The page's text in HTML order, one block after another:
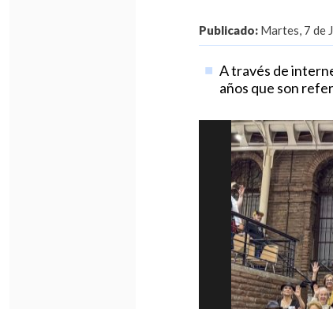
Publicado: Martes, 7 de
A través de
años que son